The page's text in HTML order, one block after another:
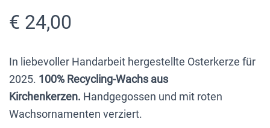
€ 24,00
In liebevoller Handarbeit hergestellte Osterkerze für
2025. 100% Recycling-Wachs aus
Kirchenkerzen. Handgegossen und mit roten
Wachsornamenten verziert.